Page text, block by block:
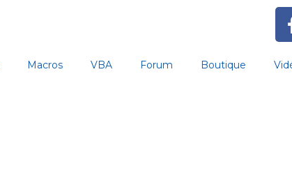
Macros VBA Forum Boutique